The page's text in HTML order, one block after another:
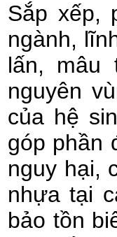
Sắp xếp,
ngành,
lấn, mâu
nguyên
của hệ
góp phần
nguy hại,
nhựa tại
bảo tồn